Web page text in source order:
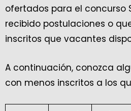
ofertados para el concurso
recibido postulaciones o
inscritos que vacantes
A continuación, conozca
con menos inscritos a los